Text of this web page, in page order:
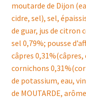
moutarde de Dijon
cidre, sel), sel,
de guar, jus de citron
sel 0,79%; pousse
câpres 0,31%(câpres,
cornichons
de potassium, eau,
de MOUTARDE,